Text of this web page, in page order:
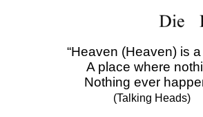
“Heaven (Heaven) is
A place where
Nothing ever
(Talking Heads)